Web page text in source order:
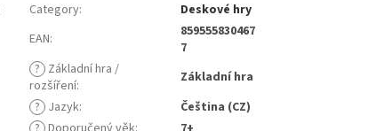
Category:
Deskové hry
EAN:
859555830467
7
? Základní hra /
rozšíření:
Základní hra
? Jazyk:
Čeština (CZ)